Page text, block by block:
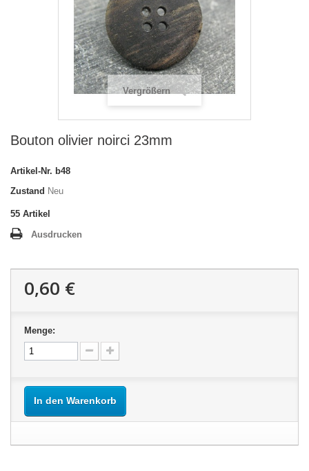
Vergrößern
Bouton olivier noirci 23mm
Artikel-Nr. b48
Zustand Neu
55 Artikel
Ausdrucken
0,60 €
Menge:
In den Warenkorb